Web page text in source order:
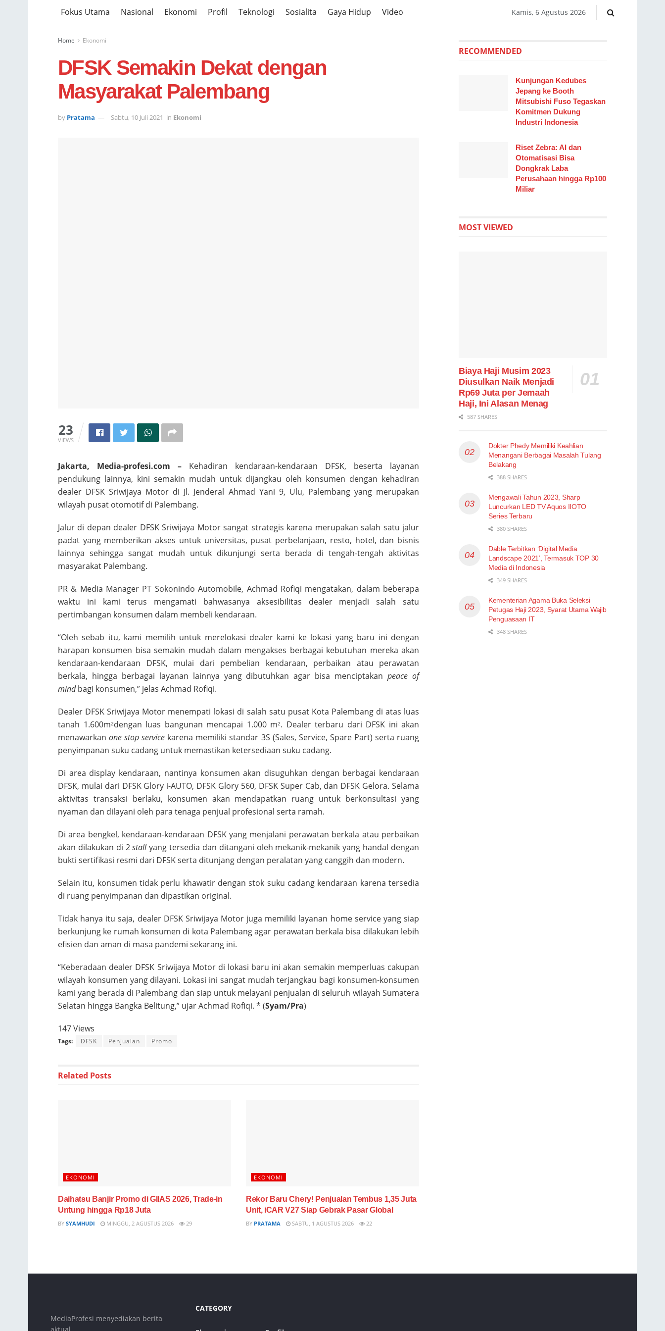
Fokus Utama Nasional Ekonomi Profil Teknologi Sosialita Gaya Hidup Video Kamis, 6 Agustus 2026
Home Ekonomi
DFSK Semakin Dekat dengan
Masyarakat Palembang
by Pratama Sabtu, 10 Juli 2021 in Ekonomi
23
VIEWS
Jakarta, Media-profesi.com – Kehadiran kendaraan-kendaraan DFSK, beserta layanan
pendukung lainnya, kini semakin mudah untuk dijangkau oleh konsumen dengan kehadiran
dealer DFSK Sriwijaya Motor di Jl. Jenderal Ahmad Yani 9, Ulu, Palembang yang merupakan
wilayah pusat otomotif di Palembang.
Jalur di depan dealer DFSK Sriwijaya Motor sangat strategis karena merupakan salah satu jalur
padat yang memberikan akses untuk universitas, pusat perbelanjaan, resto, hotel, dan bisnis
lainnya sehingga sangat mudah untuk dikunjungi serta berada di tengah-tengah aktivitas
masyarakat Palembang.
PR & Media Manager PT Sokonindo Automobile, Achmad Rofiqi mengatakan, dalam beberapa
waktu ini kami terus mengamati bahwasanya aksesibilitas dealer menjadi salah satu
pertimbangan konsumen dalam membeli kendaraan.
“Oleh sebab itu, kami memilih untuk merelokasi dealer kami ke lokasi yang baru ini dengan
harapan konsumen bisa semakin mudah dalam mengakses berbagai kebutuhan mereka akan
kendaraan-kendaraan DFSK, mulai dari pembelian kendaraan, perbaikan atau perawatan
berkala, hingga berbagai layanan lainnya yang dibutuhkan agar bisa menciptakanpeace of
mindbagi konsumen,” jelas Achmad Rofiqi.
Dealer DFSK Sriwijaya Motor menempati lokasi di salah satu pusat Kota Palembang di atas luas
tanah 1.600m2dengan luas bangunan mencapai 1.000 m2. Dealer terbaru dari DFSK ini akan
menawarkanone stop service karena memiliki standar 3S (Sales, Service, Spare Part) serta ruang
penyimpanan suku cadang untuk memastikan ketersediaan suku cadang.
Di area display kendaraan, nantinya konsumen akan disuguhkan dengan berbagai kendaraan
DFSK, mulai dari DFSK Glory i-AUTO, DFSK Glory 560, DFSK Super Cab, dan DFSK Gelora. Selama
aktivitas transaksi berlaku, konsumen akan mendapatkan ruang untuk berkonsultasi yang
nyaman dan dilayani oleh para tenaga penjual profesional serta ramah.
Di area bengkel, kendaraan-kendaraan DFSK yang menjalani perawatan berkala atau perbaikan
akan dilakukan di 2stallyang tersedia dan ditangani oleh mekanik-mekanik yang handal dengan
bukti sertifikasi resmi dari DFSK serta ditunjang dengan peralatan yang canggih dan modern.
Selain itu, konsumen tidak perlu khawatir dengan stok suku cadang kendaraan karena tersedia
di ruang penyimpanan dan dipastikan original.
Tidak hanya itu saja, dealer DFSK Sriwijaya Motor juga memiliki layanan home service yang siap
berkunjung ke rumah konsumen di kota Palembang agar perawatan berkala bisa dilakukan lebih
efisien dan aman di masa pandemi sekarang ini.
“Keberadaan dealer DFSK Sriwijaya Motor di lokasi baru ini akan semakin memperluas cakupan
wilayah konsumen yang dilayani. Lokasi ini sangat mudah terjangkau bagi konsumen-konsumen
kami yang berada di Palembang dan siap untuk melayani penjualan di seluruh wilayah Sumatera
Selatan hingga Bangka Belitung,” ujar Achmad Rofiqi. * (Syam/Pra)
147 Views
Tags: DFSK Penjualan Promo
Related Posts
EKONOMI
Daihatsu Banjir Promo di GIIAS 2026, Trade-in
Untung hingga Rp18 Juta
BY SYAMHUDI MINGGU, 2 AGUSTUS 2026 29
EKONOMI
Rekor Baru Chery! Penjualan Tembus 1,35 Juta
Unit, iCAR V27 Siap Gebrak Pasar Global
BY PRATAMA SABTU, 1 AGUSTUS 2026 22
RECOMMENDED
Kunjungan Kedubes
Jepang ke Booth
Mitsubishi Fuso Tegaskan
Komitmen Dukung
Industri Indonesia
Riset Zebra: AI dan
Otomatisasi Bisa
Dongkrak Laba
Perusahaan hingga Rp100
Miliar
MOST VIEWED
Biaya Haji Musim 2023
Diusulkan Naik Menjadi
Rp69 Juta per Jemaah
Haji, Ini Alasan Menag
587 SHARES
Dokter Phedy Memiliki Keahlian
Menangani Berbagai Masalah Tulang
Belakang
388 SHARES
Mengawali Tahun 2023, Sharp
Luncurkan LED TV Aquos IIOTO
Series Terbaru
380 SHARES
Dable Terbitkan ‘Digital Media
Landscape 2021’, Termasuk TOP 30
Media di Indonesia
349 SHARES
Kementerian Agama Buka Seleksi
Petugas Haji 2023, Syarat Utama Wajib
Penguasaan IT
348 SHARES
MediaProfesi menyediakan berita
CATEGORY